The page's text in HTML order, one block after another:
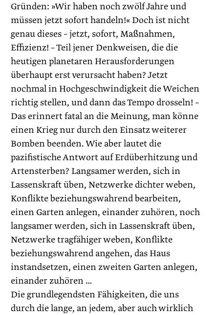
Gründen: »Wir haben noch zwölf Jahre und
müssen jetzt sofort handeln!« Doch ist nicht
genau dieses – jetzt, sofort, Maßnahmen,
Effizienz! – Teil jener Denkweisen, die die
heutigen planetaren Herausforderungen
überhaupt erst verursacht haben? Jetzt
nochmal in Hochgeschwindigkeit die Weichen
richtig stellen, und dann das Tempo drosseln! –
Das erinnert fatal an die Meinung, man könne
einen Krieg nur durch den Einsatz weiterer
Bomben beenden. Wie aber lautet die
pazifistische Antwort auf Erdüberhitzung und
Artensterben? Langsamer werden, sich in
Lassenskraft üben, Netzwerke dichter weben,
Konflikte beziehungswahrend bearbeiten,
einen Garten anlegen, einander zuhören, noch
langsamer werden, sich in Lassenskraft üben,
Netzwerke tragfähiger weben, Konflikte
beziehungswahrend angehen, das Haus
instandsetzen, einen zweiten Garten anlegen,
einander zuhören …
Die grundlegendsten Fähigkeiten, die uns
durch die lange, an jedem, aber auch wirklich